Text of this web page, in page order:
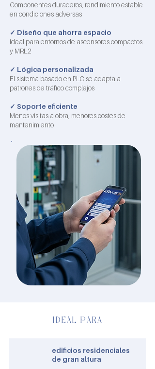
Componentes duraderos, rendimiento estable
en condiciones adversas
✓ Diseño que ahorra espacio
Ideal para entornos de ascensores compactos
y MRL2
✓ Lógica personalizada
El sistema basado en PLC se adapta a
patrones de tráfico complejos
✓ Soporte eficiente
Menos visitas a obra, menores costes de
mantenimiento
IDEAL PARA
edificios residenciales
de gran altura